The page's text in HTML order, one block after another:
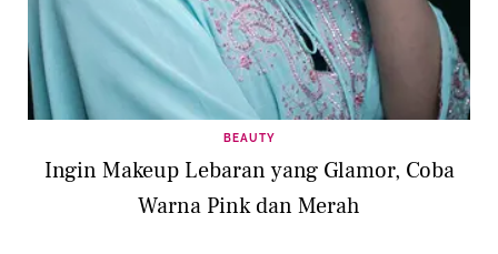
BEAUTY
Ingin Makeup Lebaran yang Glamor, Coba
Warna Pink dan Merah